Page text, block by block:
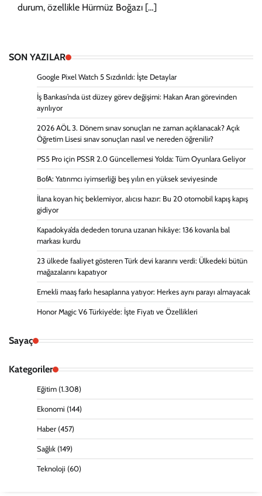
durum, özellikle Hürmüz Boğazı […]
SON YAZILAR
Google Pixel Watch 5 Sızdırıldı: İşte Detaylar
İş Bankası’nda üst düzey görev değişimi: Hakan Aran görevinden
ayrılıyor
2026 AÖL 3. Dönem sınav sonuçları ne zaman açıklanacak? Açık
Öğretim Lisesi sınav sonuçları nasıl ve nereden öğrenilir?
PS5 Pro için PSSR 2.0 Güncellemesi Yolda: Tüm Oyunlara Geliyor
BofA: Yatırımcı iyimserliği beş yılın en yüksek seviyesinde
İlana koyan hiç beklemiyor, alıcısı hazır: Bu 20 otomobil kapış kapış
gidiyor
Kapadokya’da dededen toruna uzanan hikâye: 136 kovanla bal
markası kurdu
23 ülkede faaliyet gösteren Türk devi kararını verdi: Ülkedeki bütün
mağazalarını kapatıyor
Emekli maaş farkı hesaplarına yatıyor: Herkes aynı parayı almayacak
Honor Magic V6 Türkiye’de: İşte Fiyatı ve Özellikleri
Sayaç
Kategoriler
Eğitim (1.308)
Ekonomi (144)
Haber (457)
Sağlık (149)
Teknoloji (60)